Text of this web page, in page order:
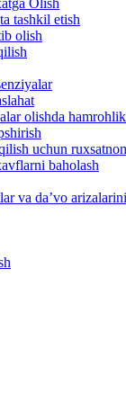
tashkil etish
olish
olishda
uchun
baholash
va daʼvo